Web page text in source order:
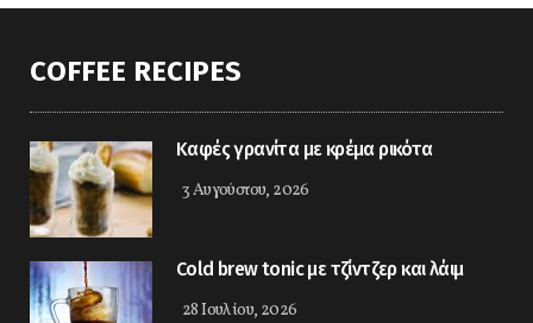
COFFEE RECIPES
Καφές γρανίτα με κρέμα ρικότα
3 Αυγούστου, 2026
Cold brew tonic με τζίντζερ και λάιμ
28 Ιουλίου, 2026